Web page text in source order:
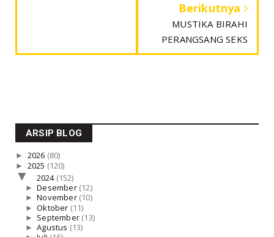
Berikutnya
MUSTIKA BIRAHI
PERANGSANG SEKS
ARSIP BLOG
► 2026 (80)
► 2025 (120)
▼ 2024 (152)
►Desember (12)
►November (10)
►Oktober (11)
► September (13)
►Agustus (13)